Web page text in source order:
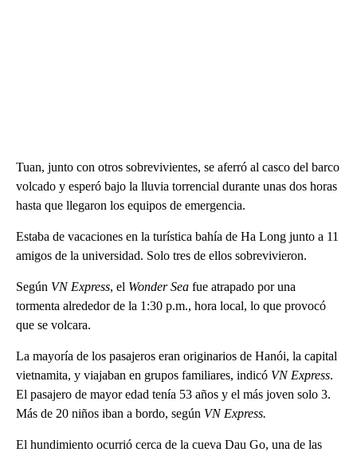
Tuan, junto con otros sobrevivientes, se aferró al casco del barco
volcado y esperó bajo la lluvia torrencial durante unas dos horas
hasta que llegaron los equipos de emergencia.
Estaba de vacaciones en la turística bahía de Ha Long junto a 11
amigos de la universidad. Solo tres de ellos sobrevivieron.
Según VN Express, el Wonder Sea fue atrapado por una
tormenta alrededor de la 1:30 p.m., hora local, lo que provocó
que se volcara.
La mayoría de los pasajeros eran originarios de Hanói, la capital
vietnamita, y viajaban en grupos familiares, indicó VN Express.
El pasajero de mayor edad tenía 53 años y el más joven solo 3.
Más de 20 niños iban a bordo, según VN Express.
El hundimiento ocurrió cerca de la cueva Dau Go, una de las